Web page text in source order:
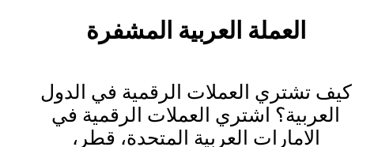
العملة العربية المشفرة
كيف تشتري العملات الرقمية في الدول
العربية؟ اشتري العملات الرقمية في
الامارات العربية المتحدة، قطر،